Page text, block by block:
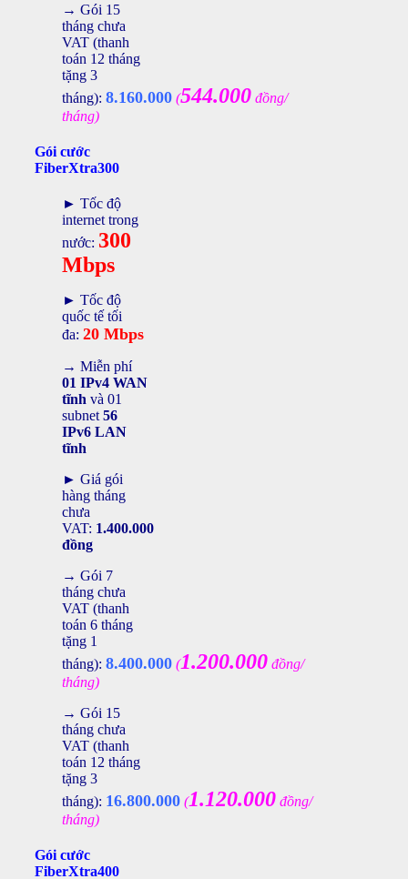
→ Gói 15
tháng chưa
VAT (thanh
toán 12 tháng
tặng 3
tháng): 8.160.000 (544.000 đồng/
tháng)
Gói cước
FiberXtra300
► Tốc độ
internet trong
nước: 300
Mbps
► Tốc độ
quốc tế tối
đa: 20 Mbps
→ Miễn phí
01 IPv4 WAN
tĩnh và 01
subnet 56
IPv6 LAN
tĩnh
► Giá gói
hàng tháng
chưa
VAT: 1.400.000
đồng
→ Gói 7
tháng chưa
VAT (thanh
toán 6 tháng
tặng 1
tháng): 8.400.000 (1.200.000 đồng/
tháng)
→ Gói 15
tháng chưa
VAT (thanh
toán 12 tháng
tặng 3
tháng): 16.800.000 (1.120.000 đồng/
tháng)
Gói cước
FiberXtra400